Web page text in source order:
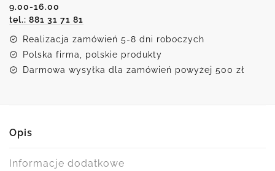
marmuru
9.00-16.00
tel.: 881 31 71 81
Realizacja zamówień 5-8 dni roboczych
Polska firma, polskie produkty
Darmowa wysyłka dla zamówień powyżej 500 zł
Opis
Informacje dodatkowe